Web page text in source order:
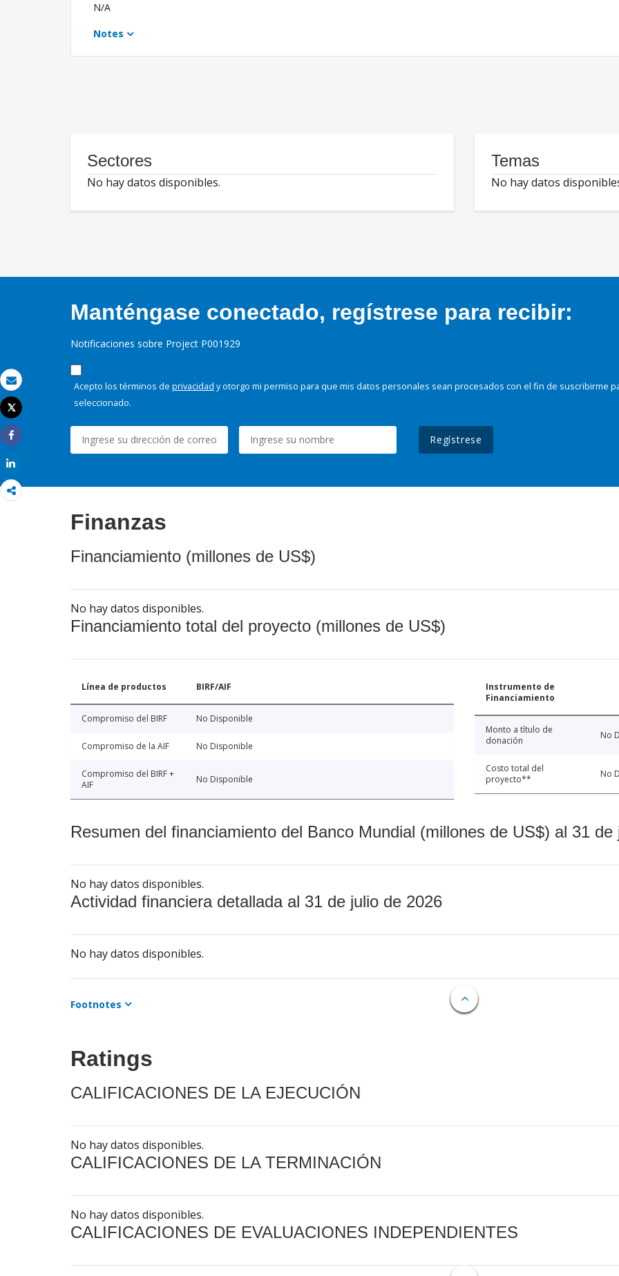
Correo electrónico
Imprimir
Tweet
Share
N/A
Notes
Sectores
No hay datos disponibles.
Temas
No hay datos
Manténgase conectado, regístrese para recibir:
Notificaciones sobre Project P001929
Acepto los términos de privacidad y otorgo mi permiso para que mis datos personales sean procesados con el fin de suscribirme
seleccionado.
Regístrese
Finanzas
Financiamiento (millones de US$)
No hay datos disponibles.
Financiamiento total del proyecto (millones de US$)
Línea de productos BIRF/AIF
Compromiso del BIRF No Disponible
Compromiso de la AIF No Disponible
Compromiso del BIRF +
AIF
No Disponible
Instrumento de
Financiamiento
Monto a título de
donación
No
Costo total del
proyecto**
No
Resumen del financiamiento del Banco Mundial (millones de US$) al 31 de
No hay datos disponibles.
Actividad financiera detallada al 31 de julio de 2026
No hay datos disponibles.
Footnotes
Ratings
CALIFICACIONES DE LA EJECUCIÓN
No hay datos disponibles.
CALIFICACIONES DE LA TERMINACIÓN
No hay datos disponibles.
CALIFICACIONES DE EVALUACIONES INDEPENDIENTES